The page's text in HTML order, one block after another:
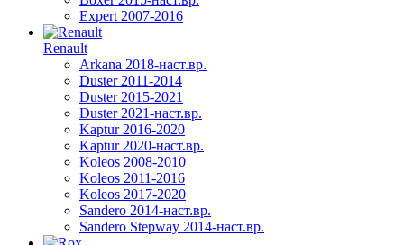
Expert 2007-2016
Renault
Arkana 2018-наст.вр.
Duster 2011-2014
Duster 2015-2021
Duster 2021-наст.вр.
Kaptur 2016-2020
Kaptur 2020-наст.вр.
Koleos 2008-2010
Koleos 2011-2016
Koleos 2017-2020
Sandero 2014-наст.вр.
Sandero Stepway 2014-наст.вр.